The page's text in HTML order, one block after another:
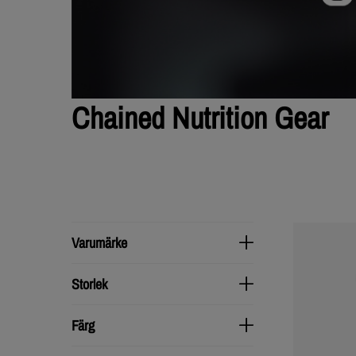
Chained Nutrition Gear
VarumärkeVarumärke
StorlekStorlek
FärgFärg